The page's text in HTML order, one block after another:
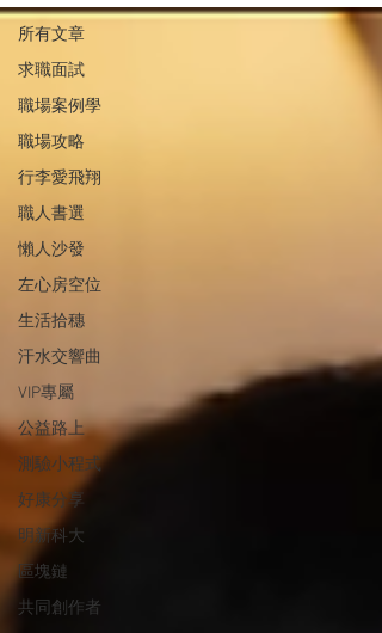
所有文章
求職面試
職場案例學
職場攻略
行李愛飛翔
職人書選
懶人沙發
左心房空位
生活拾穗
汗水交響曲
VIP專屬
公益路上
測驗小程式
好康分享
明新科大
區塊鏈
共同創作者